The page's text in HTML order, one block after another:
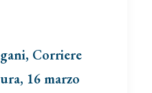
Corriere
16 marzo